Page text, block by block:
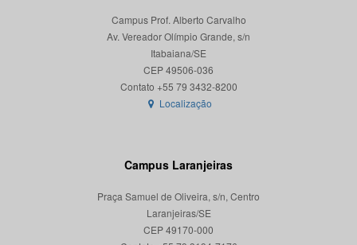
Campus Prof. Alberto Carvalho
Av. Vereador Olímpio Grande, s/n
Itabaiana/SE
CEP 49506-036
Localização
Campus Laranjeiras
Praça Samuel de Oliveira, s/n, Centro
Laranjeiras/SE
CEP 49170-000